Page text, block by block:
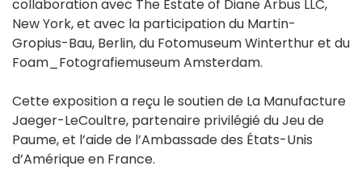
collaboration avec The Estate of Diane Arbus LLC,
New York, et avec la participation du Martin-
Gropius-Bau, Berlin, du Fotomuseum Winterthur et du
Foam_Fotografiemuseum Amsterdam.
Cette exposition a reçu le soutien de La Manufacture
Jaeger-LeCoultre, partenaire privilégié du Jeu de
Paume, et l’aide de l’Ambassade des États-Unis
d’Amérique en France.